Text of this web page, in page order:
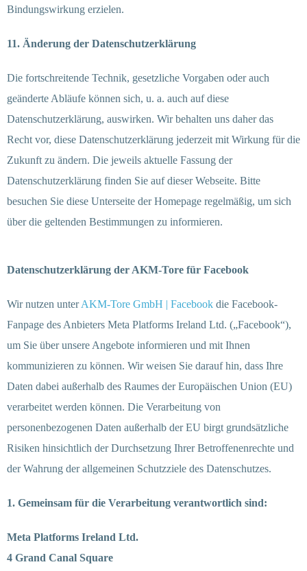
Bindungswirkung erzielen.
11. Änderung der Datenschutzerklärung
Die fortschreitende Technik, gesetzliche Vorgaben oder auch
geänderte Abläufe können sich, u. a. auch auf diese
Datenschutzerklärung, auswirken. Wir behalten uns daher das
Recht vor, diese Datenschutzerklärung jederzeit mit Wirkung für die
Zukunft zu ändern. Die jeweils aktuelle Fassung der
Datenschutzerklärung finden Sie auf dieser Webseite. Bitte
besuchen Sie diese Unterseite der Homepage regelmäßig, um sich
über die geltenden Bestimmungen zu informieren.
Datenschutzerklärung der AKM-Tore für Facebook
Wir nutzen unterAKM-Tore GmbH | Facebook die Facebook-
Fanpage des Anbieters Meta Platforms Ireland Ltd. („Facebook“),
um Sie über unsere Angebote informieren und mit Ihnen
kommunizieren zu können. Wir weisen Sie darauf hin, dass Ihre
Daten dabei außerhalb des Raumes der Europäischen Union (EU)
verarbeitet werden können. Die Verarbeitung von
personenbezogenen Daten außerhalb der EU birgt grundsätzliche
Risiken hinsichtlich der Durchsetzung Ihrer Betroffenenrechte und
der Wahrung der allgemeinen Schutzziele des Datenschutzes.
1. Gemeinsam für die Verarbeitung verantwortlich sind:
Meta Platforms Ireland Ltd.
4 Grand Canal Square